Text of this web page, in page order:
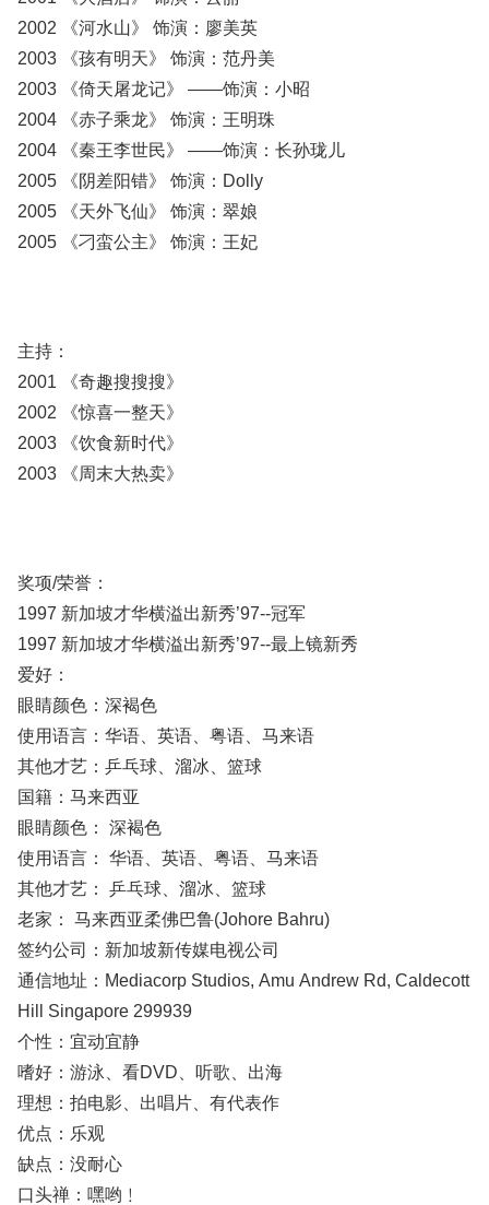
2002 《河水山》 饰演：廖美英
2003 《孩有明天》 饰演：范丹美
2003 《倚天屠龙记》 ——饰演：小昭
2004 《赤子乘龙》 饰演：王明珠
2004 《秦王李世民》 ——饰演：长孙珑儿
2005 《阴差阳错》 饰演：Dolly
2005 《天外飞仙》 饰演：翠娘
2005 《刁蛮公主》 饰演：王妃
主持：
2001 《奇趣搜搜搜》
2002 《惊喜一整天》
2003 《饮食新时代》
2003 《周末大热卖》
奖项/荣誉：
1997 新加坡才华横溢出新秀’97--冠军
1997 新加坡才华横溢出新秀’97--最上镜新秀
爱好：
眼睛颜色：深褐色
使用语言：华语、英语、粤语、马来语
其他才艺：乒乓球、溜冰、篮球
国籍：马来西亚
眼睛颜色： 深褐色
使用语言： 华语、英语、粤语、马来语
其他才艺： 乒乓球、溜冰、篮球
老家： 马来西亚柔佛巴鲁(Johore Bahru)
签约公司：新加坡新传媒电视公司
通信地址：Mediacorp Studios, Amu Andrew Rd, Caldecott
Hill Singapore 299939
个性：宜动宜静
嗜好：游泳、看DVD、听歌、出海
理想：拍电影、出唱片、有代表作
优点：乐观
缺点：没耐心
口头禅：嘿哟﹗